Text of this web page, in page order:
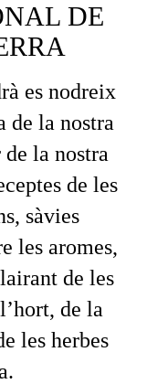
DE
es nodreix
de la nostra
la nostra
de les
sàvies
les aromes,
de les
de la
les herbes